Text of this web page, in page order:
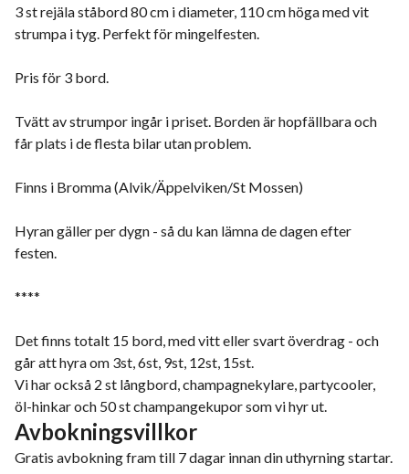
3 st rejäla ståbord 80 cm i diameter, 110 cm höga med vit
strumpa i tyg. Perfekt för mingelfesten.
Pris för 3 bord.
Tvätt av strumpor ingår i priset. Borden är hopfällbara och
får plats i de flesta bilar utan problem.
Finns i Bromma (Alvik/Äppelviken/St Mossen)
Hyran gäller per dygn - så du kan lämna de dagen efter
festen.
****
Det finns totalt 15 bord, med vitt eller svart överdrag - och
går att hyra om 3st, 6st, 9st, 12st, 15st.
Vi har också 2 st långbord, champagnekylare, partycooler,
öl-hinkar och 50 st champangekupor som vi hyr ut.
Avbokningsvillkor
Gratis avbokning fram till 7 dagar innan din uthyrning startar.